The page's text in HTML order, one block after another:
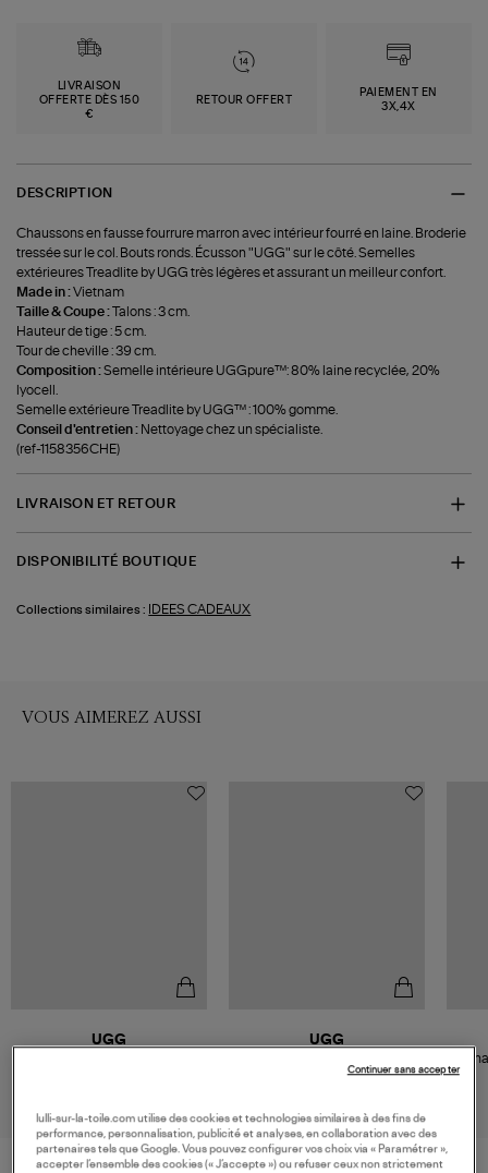
LIVRAISON
OFFERTE DÈS 150
€
RETOUR OFFERT
PAIEMENT EN
3X,4X
DESCRIPTION
Chaussons en fausse fourrure marron avec intérieur fourré en laine. Broderie
tressée sur le col. Bouts ronds. Écusson "UGG" sur le côté. Semelles
extérieures Treadlite by UGG très légères et assurant un meilleur confort.
Made in :Vietnam
Taille & Coupe :
Talons : 3 cm.
Hauteur de tige : 5 cm.
Tour de cheville : 39 cm.
Composition :Semelle intérieure UGGpure™: 80% laine recyclée, 20%
lyocell.
Semelle extérieure Treadlite by UGG™ : 100% gomme.
Conseil d'entretien : Nettoyage chez un spécialiste.
(ref-1158356CHE)
LIVRAISON ET RETOUR
DISPONIBILITÉ BOUTIQUE
Collections similaires : IDEES CADEAUX
VOUS AIMEREZ AUSSI
UGG
159,95 €
UGG
Leopard Jasmine
lulli-sur-la-toile.com utilise des cookies et technologies similaires à des fins de
performance, personnalisation, publicité et analyses, en collaboration avec des
partenaires tels que Google. Vous pouvez configurer vos choix via « Paramétrer »,
accepter l’ensemble des cookies (« J’accepte ») ou refuser ceux non strictement
Continuer sans accepter